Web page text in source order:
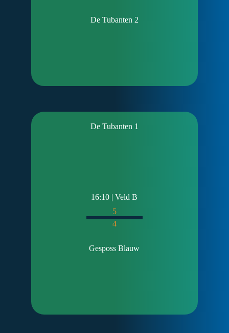
De Tubanten 2
De Tubanten 1
16:10 | Veld B
5
4
Gesposs Blauw